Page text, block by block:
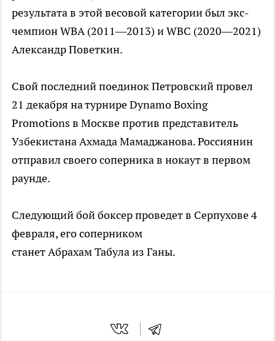
результата в этой весовой категории был экс-
чемпион WBA (2011—2013) и WBC (2020—2021)
Александр Поветкин.
Свой последний поединок Петровский провел
21 декабря на турнире Dynamo Boxing
Promotions в Москве против представитель
Узбекистана Ахмада Мамаджанова. Россиянин
отправил своего соперника в нокаут в первом
раунде.
Следующий бой боксер проведет в Серпухове 4
февраля, его соперником
станет Абрахам Табула из Ганы.